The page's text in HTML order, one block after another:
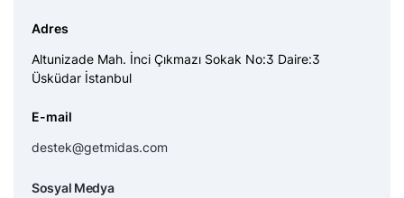
Adres
Altunizade Mah. İnci Çıkmazı Sokak No:3 Daire:3
Üsküdar İstanbul
E-mail
destek@getmidas.com
Sosyal Medya